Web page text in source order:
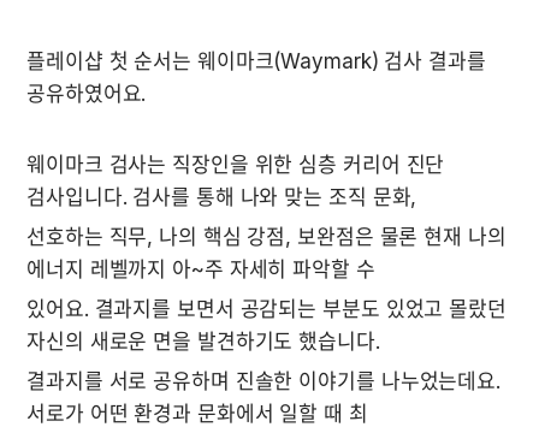
플레이샵 첫 순서는 웨이마크(Waymark) 검사 결과를
공유하였어요.
웨이마크 검사는 직장인을 위한 심층 커리어 진단
검사입니다. 검사를 통해 나와 맞는 조직 문화,
선호하는 직무, 나의 핵심 강점, 보완점은 물론 현재 나의
에너지 레벨까지 아~주 자세히 파악할 수
있어요. 결과지를 보면서 공감되는 부분도 있었고 몰랐던
자신의 새로운 면을 발견하기도 했습니다.
결과지를 서로 공유하며 진솔한 이야기를 나누었는데요.
서로가 어떤 환경과 문화에서 일할 때 최